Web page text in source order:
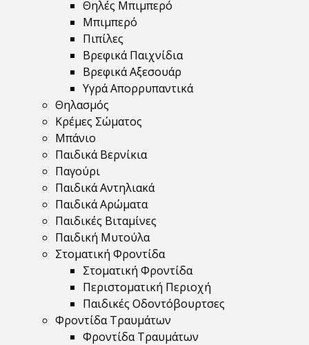
Θηλές Μπιμπερό
Μπιμπερό
Πιπίλες
Βρεφικά Παιχνίδια
Βρεφικά Αξεσουάρ
Υγρά Απορρυπαντικά
Θηλασμός
Κρέμες Σώματος
Μπάνιο
Παιδικά Βερνίκια
Παγούρι
Παιδικά Αντηλιακά
Παιδικά Αρώματα
Παιδικές Βιταμίνες
Παιδική Μυτούλα
Στοματική Φροντίδα
Στοματική Φροντίδα
Περιστοματική Περιοχή
Παιδικές Οδοντόβουρτσες
Φροντίδα Τραυμάτων
Φροντίδα Τραυμάτων